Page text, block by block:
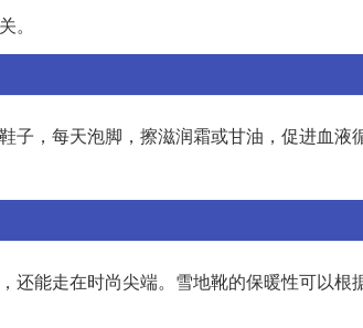
。
子，每天泡脚，擦滋润霜或甘油，促进血液
还能走在时尚尖端。雪地靴的保暖性可以根